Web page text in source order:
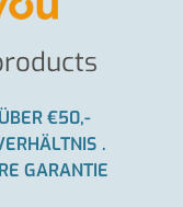
€50,-
.
GARANTIE